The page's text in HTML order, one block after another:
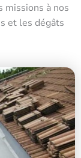
missions à nos
et les dégâts